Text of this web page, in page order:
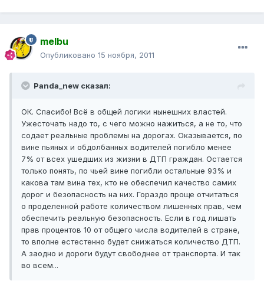
melbu
Опубликовано 15 ноября, 2011
Panda_new сказал:
ОК. Спасибо! Всё в общей логики нынешних властей.
Ужесточать надо то, с чего можно нажиться, а не то, что
содает реальные проблемы на дорогах. Оказывается, по
вине пьяных и обдолбанных водителей погибло менее
7% от всех ушедших из жизни в ДТП граждан. Остается
только понять, по чьей вине погибли остальные 93% и
какова там вина тех, кто не обеспечил качество самих
дорог и безопасность на них. Гораздо проще отчитаться
о проделенной работе количеством лишенных прав, чем
обеспечить реальную безопасность. Если в год лишать
прав процентов 10 от общего числа водителей в стране,
то вполне естестенно будет снижаться количество ДТП.
А заодно и дороги будут свободнее от транспорта. И так
во всем...